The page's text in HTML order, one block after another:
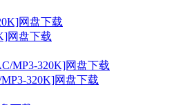
网盘下载
320K]网盘下载